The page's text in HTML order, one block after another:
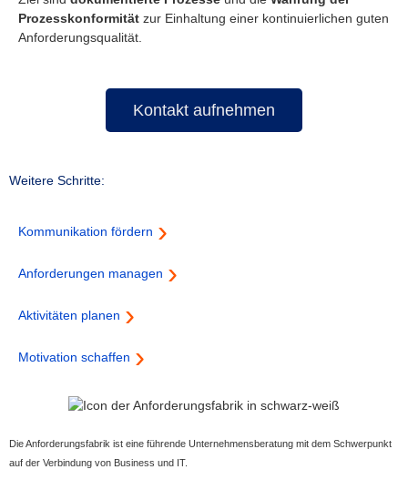
Prozesskonformität zur Einhaltung einer kontinuierlichen guten
Anforderungsqualität.
Kontakt aufnehmen
Weitere Schritte:
Kommunikation fördern
Anforderungen managen
Aktivitäten planen
Motivation schaffen
Die Anforderungsfabrik ist eine führende Unternehmensberatung mit dem Schwerpunkt
auf der Verbindung von Business und IT.